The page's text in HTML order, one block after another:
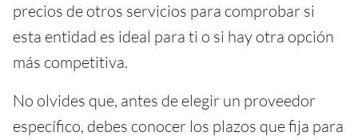
precios de otros servicios para comprobar si
esta entidad es ideal para ti o si hay otra opción
más competitiva.
No olvides que, antes de elegir un proveedor
específico, debes conocer los plazos que fija para